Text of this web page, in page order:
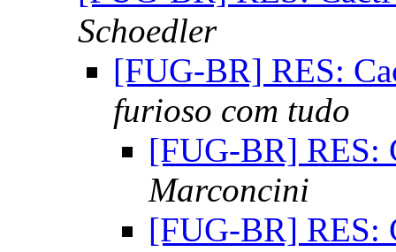
Schoedler
[FUG-BR] RES:
furioso com tudo
[FUG-BR] RES:
Marconcini
[FUG-BR] RES: